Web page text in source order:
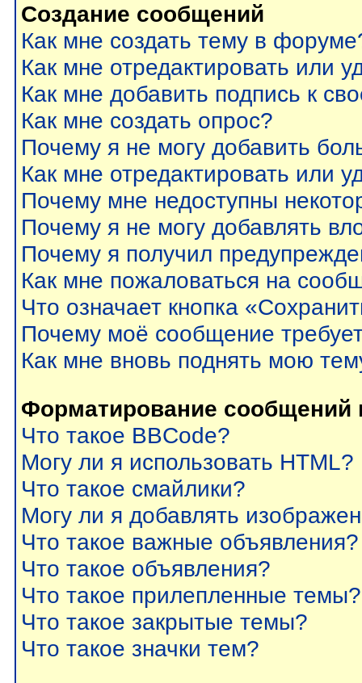
Создание сообщений
Как мне создать тему в
Как мне отредактировать или
Как мне добавить подпись к
Как мне создать опрос?
Почему я не могу добавить
Как мне отредактировать или
Почему мне недоступны
Почему я не могу добавлять
Почему я получил
Как мне пожаловаться на
Что означает кнопка
Почему моё сообщение
Как мне вновь поднять мою
Форматирование
Что такое BBCode?
Могу ли я использовать HTML?
Что такое смайлики?
Могу ли я добавлять
Что такое важные объявления?
Что такое объявления?
Что такое прилепленные темы?
Что такое закрытые темы?
Что такое значки тем?